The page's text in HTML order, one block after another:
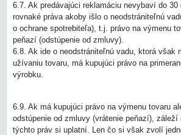
6.7. Ak predávajúci reklamáciu nevybaví do
rovnaké práva akoby išlo o neodstrániteľnú
o ochrane spotrebiteľa), t.j. právo na výmenu
peňazí (odstúpenie od zmluvy).
6.8. Ak ide o neodstrániteľnú vadu, ktorá však
užívaniu tovaru, má kupujúci právo na
výrobku.
6.9. Ak má kupujúci právo na výmenu tovaru
odstúpenie od zmluvy (vrátenie peňazí), záleží
týchto práv si uplatní. Len čo si však zvolí